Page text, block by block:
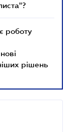
роботу
рішень